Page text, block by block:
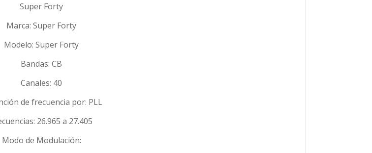
Super Forty
Marca: Super Forty
Modelo: Super Forty
Bandas: CB
Canales: 40
de frecuencia por: PLL
26.965 a 27.405
Modo de Modulación: